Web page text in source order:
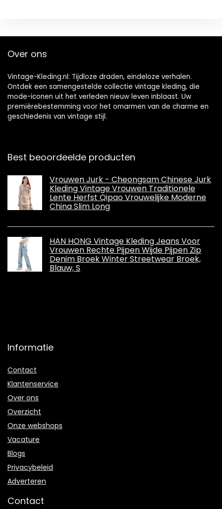
Over ons
Vintage-Kleding.nl: Tijdloze draden, eindeloze verhalen.
Ontdek een samengestelde collectie vintage kleding, die
mode-iconen uit het verleden nieuw leven inblaast. Uw
premièrebestemming voor het omarmen van de charme en
geschiedenis van vintage stijl.
Best beoordeelde producten
Vrouwen Jurk - Cheongsam Chinese Jurk
Kleding Vintage Vrouwen Traditionele
Lente Herfst Qipao Vrouwelijke Moderne
China Slim Long
HAN HONG Vintage Kleding Jeans Voor
Vrouwen Rechte Pijpen Wijde Pijpen Zip
Denim Broek Winter Streetwear Broek,
Blauw, S
Informatie
Contact
Klantenservice
Over ons
Overzicht
Onze webshops
Vacature
Blogs
Privacybeleid
Adverteren
Contact